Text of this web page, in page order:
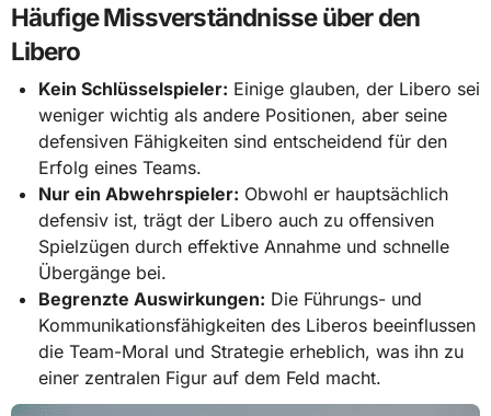
Häufige Missverständnisse über den
Libero
Kein Schlüsselspieler: Einige glauben, der Libero sei
weniger wichtig als andere Positionen, aber seine
defensiven Fähigkeiten sind entscheidend für den
Erfolg eines Teams.
Nur ein Abwehrspieler: Obwohl er hauptsächlich
defensiv ist, trägt der Libero auch zu offensiven
Spielzügen durch effektive Annahme und schnelle
Übergänge bei.
Begrenzte Auswirkungen: Die Führungs- und
Kommunikationsfähigkeiten des Liberos beeinflussen
die Team-Moral und Strategie erheblich, was ihn zu
einer zentralen Figur auf dem Feld macht.